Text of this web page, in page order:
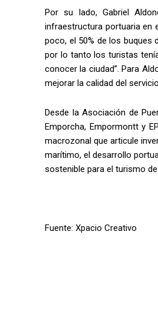
Por su lado, Gabriel
infraestructura portuaria en
poco, el 50% de los buques
por lo tanto los turistas
conocer la ciudad”. Para
mejorar la calidad del
Desde la Asociación de
Emporcha, Empormontt y
macrozonal que articule
marítimo, el desarrollo
sostenible para el turismo
Fuente: Xpacio Creativo